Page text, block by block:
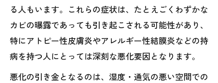
る人もいます。これらの症状は、たとえごくわずかな
カビの曝露であっても引き起こされる可能性があり、
特にアトピー性皮膚炎やアレルギー性結膜炎などの持
病を持つ人にとっては深刻な悪化要因となります。
悪化の引き金となるのは、湿度・通気の悪い空間での